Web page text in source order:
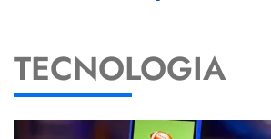
TECNOLOGIA